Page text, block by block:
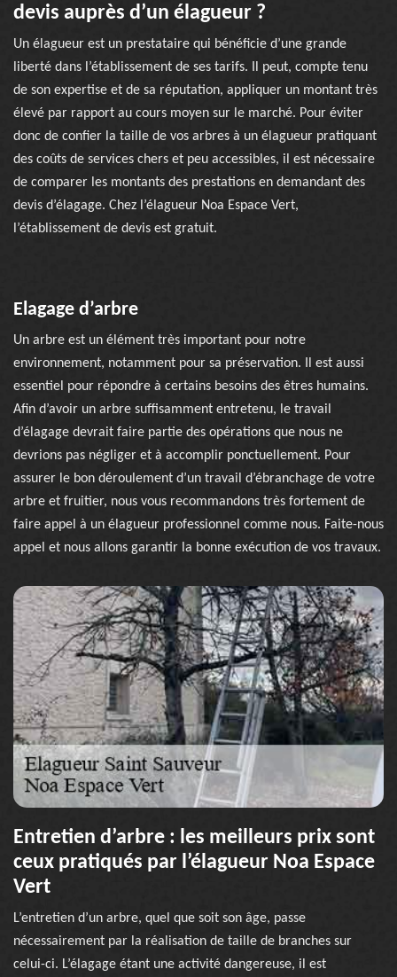
devis auprès d’un élagueur ?
Un élagueur est un prestataire qui bénéficie d’une grande
liberté dans l’établissement de ses tarifs. Il peut, compte tenu
de son expertise et de sa réputation, appliquer un montant très
élevé par rapport au cours moyen sur le marché. Pour éviter
donc de confier la taille de vos arbres à un élagueur pratiquant
des coûts de services chers et peu accessibles, il est nécessaire
de comparer les montants des prestations en demandant des
devis d’élagage. Chez l’élagueur Noa Espace Vert,
l’établissement de devis est gratuit.
Elagage d’arbre
Un arbre est un élément très important pour notre
environnement, notamment pour sa préservation. Il est aussi
essentiel pour répondre à certains besoins des êtres humains.
Afin d’avoir un arbre suffisamment entretenu, le travail
d’élagage devrait faire partie des opérations que nous ne
devrions pas négliger et à accomplir ponctuellement. Pour
assurer le bon déroulement d’un travail d’ébranchage de votre
arbre et fruitier, nous vous recommandons très fortement de
faire appel à un élagueur professionnel comme nous. Faite-nous
appel et nous allons garantir la bonne exécution de vos travaux.
Entretien d’arbre : les meilleurs prix sont
ceux pratiqués par l’élagueur Noa Espace
Vert
L’entretien d’un arbre, quel que soit son âge, passe
nécessairement par la réalisation de taille de branches sur
celui-ci. L’élagage étant une activité dangereuse, il est